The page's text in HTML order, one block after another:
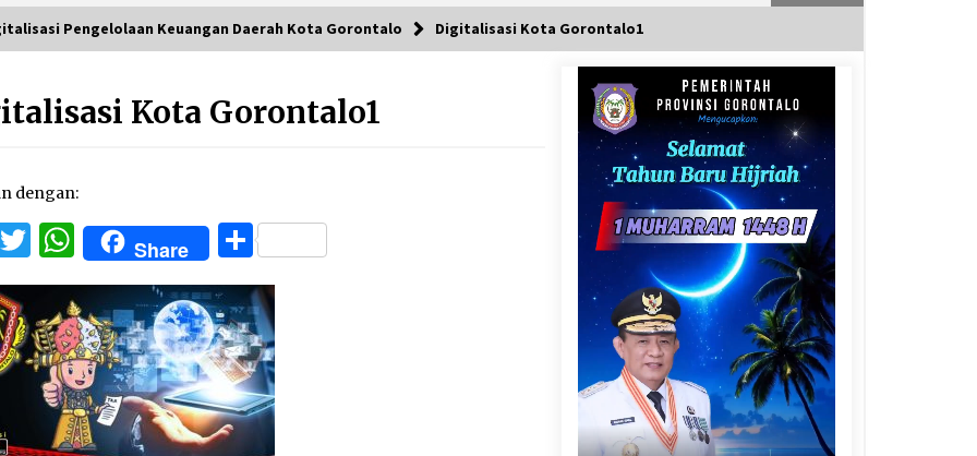
Pengelolaan Keuangan Daerah Kota Gorontalo Digitalisasi Kota Gorontalo1
Kota Gorontalo1
dengan:
Twitter
WhatsApp
Share Share